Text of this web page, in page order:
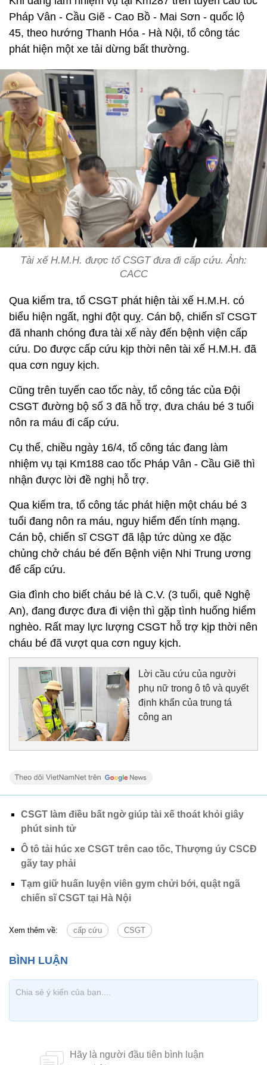
Pháp Vân - Cầu Giẽ - Cao Bồ - Mai Sơn - quốc lộ
45, theo hướng Thanh Hóa - Hà Nội, tổ công tác
phát hiện một xe tải dừng bất thường.
Tài xế H.M.H. được tổ CSGT đưa đi cấp cứu. Ảnh:
CACC
Qua kiểm tra, tổ CSGT phát hiện tài xế H.M.H. có
biểu hiện ngất, nghi đột quỵ. Cán bộ, chiến sĩ CSGT
đã nhanh chóng đưa tài xế này đến bệnh viện cấp
cứu. Do được cấp cứu kịp thời nên tài xế H.M.H. đã
qua cơn nguy kịch.
Cũng trên tuyến cao tốc này, tổ công tác của Đội
CSGT đường bộ số 3 đã hỗ trợ, đưa cháu bé 3 tuổi
nôn ra máu đi cấp cứu.
Cụ thể, chiều ngày 16/4, tổ công tác đang làm
nhiệm vụ tại Km188 cao tốc Pháp Vân - Cầu Giẽ thì
nhận được lời đề nghị hỗ trợ.
Qua kiểm tra, tổ công tác phát hiện một cháu bé 3
tuổi đang nôn ra máu, nguy hiểm đến tính mạng.
Cán bộ, chiến sĩ CSGT đã lập tức dùng xe đặc
chủng chở cháu bé đến Bệnh viện Nhi Trung ương
để cấp cứu.
Gia đình cho biết cháu bé là C.V. (3 tuổi, quê Nghệ
An), đang được đưa đi viện thì gặp tình huống hiểm
nghèo. Rất may lực lượng CSGT hỗ trợ kịp thời nên
cháu bé đã vượt qua cơn nguy kịch.
Lời cầu cứu của người
phụ nữ trong ô tô và quyết
định khẩn của trung tá
công an
CSGT làm điều bất ngờ giúp tài xế thoát khỏi giây
phút sinh tử
Ô tô tải húc xe CSGT trên cao tốc, Thượng úy CSCĐ
gãy tay phải
Tạm giữ huấn luyện viên gym chửi bới, quật ngã
chiến sĩ CSGT tại Hà Nội
Xem thêm về: cấp cứu CSGT